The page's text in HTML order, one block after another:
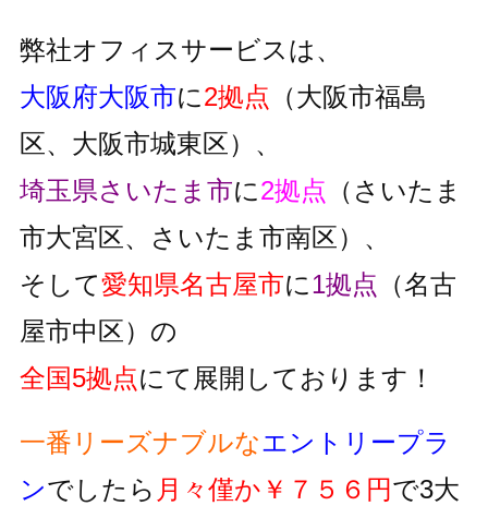
弊社オフィスサービスは、
大阪府大阪市に2拠点 （大阪市福島
区、大阪市城東区）、
埼玉県さいたま市に2拠点 （さいたま
市大宮区、さいたま市南区）、
そして愛知県名古屋市に1拠点 （名古
屋市中区）の
全国5拠点にて展開しております！
一番リーズナブルなエントリープラ
ンでしたら 月々僅か￥７５６円で3大